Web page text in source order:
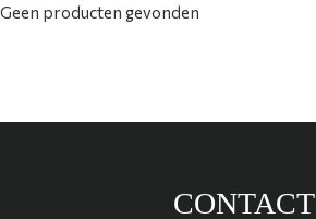
Geen producten gevonden
CONTACT